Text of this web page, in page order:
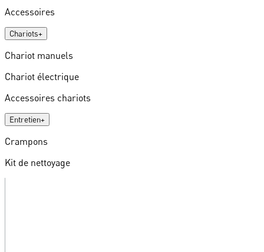
Accessoires
Chariots+
Chariot manuels
Chariot électrique
Accessoires chariots
Entretien+
Crampons
Kit de nettoyage